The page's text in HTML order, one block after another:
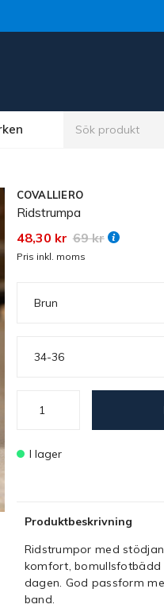
COVALLIERO
Ridstrumpa
48,30 kr 69 kr
Pris inkl. moms
Brun
34-36
I lager
Produktbeskrivning
Ridstrumpor med
komfort, bomullsfotbädd
dagen. God passform
band.